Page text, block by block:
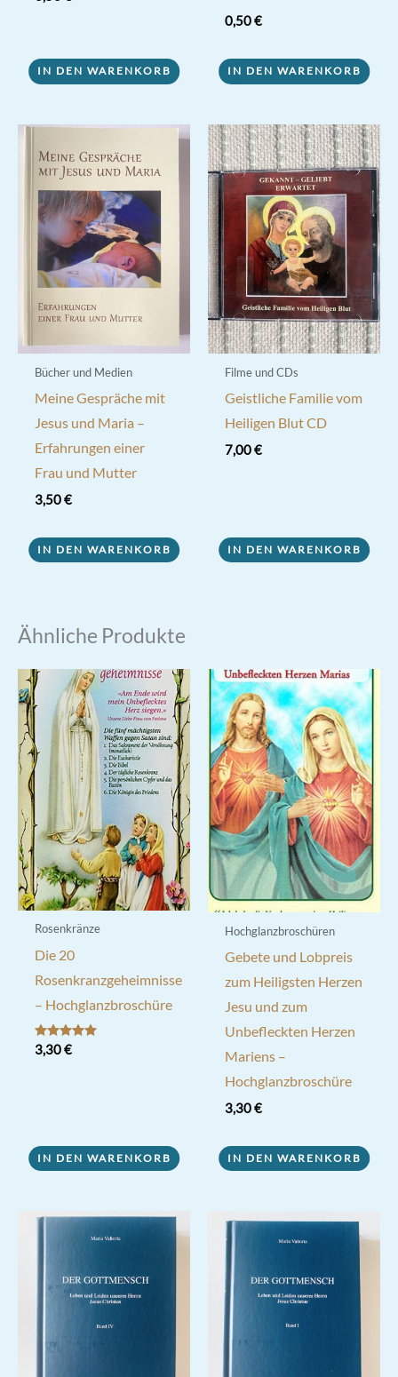
IN DEN WARENKORB
0,50€
IN DEN WARENKORB
Bücher und Medien
Meine Gespräche mit
Jesus und Maria –
Erfahrungen einer
Frau und Mutter
3,50€
IN DEN WARENKORB
Filme und CDs
Geistliche Familie vom
Heiligen Blut CD
7,00€
IN DEN WARENKORB
Ähnliche Produkte
Rosenkränze
Die 20
Rosenkranzgeheimnisse
– Hochglanzbroschüre
Bewertet mit
5.00
3,30€
IN DEN WARENKORB
Hochglanzbroschüren
Gebete und Lobpreis
zum Heiligsten Herzen
Jesu und zum
Unbefleckten Herzen
Mariens –
Hochglanzbroschüre
3,30€
IN DEN WARENKORB